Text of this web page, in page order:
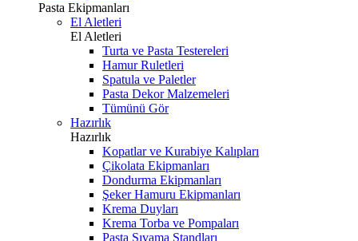
Pasta Ekipmanları
El Aletleri
El Aletleri
Turta ve Pasta Testereleri
Hamur Ruletleri
Spatula ve Paletler
Pasta Dekor Malzemeleri
Tümünü Gör
Hazırlık
Hazırlık
Kopatlar ve Kurabiye Kalıpları
Çikolata Ekipmanları
Dondurma Ekipmanları
Şeker Hamuru Ekipmanları
Krema Duyları
Krema Torba ve Pompaları
Pasta Sıvama Standları